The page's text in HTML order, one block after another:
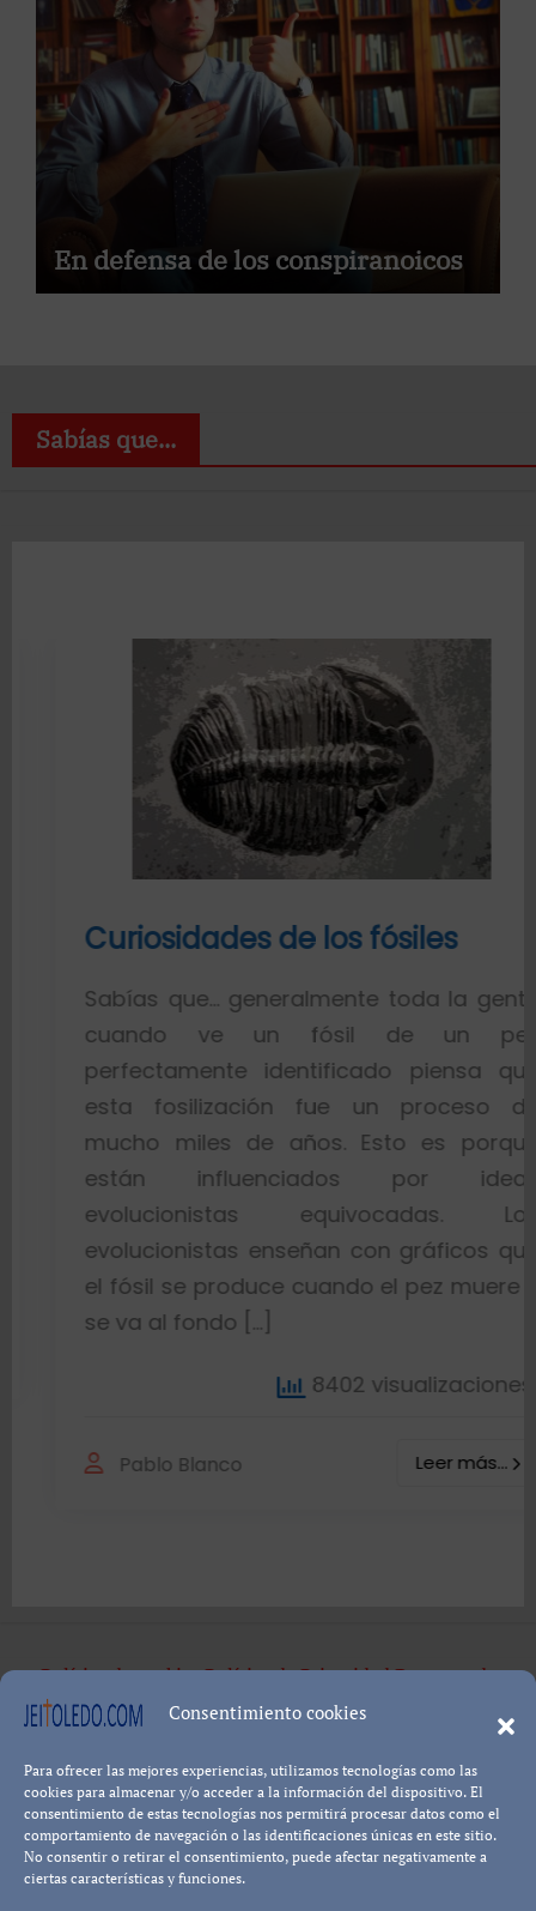
Consentimiento cookies
Para ofrecer las mejores experiencias, utilizamos tecnologías como las
cookies para almacenar y/o acceder a la información del dispositivo. El
consentimiento de estas tecnologías nos permitirá procesar datos como el
comportamiento de navegación o las identificaciones únicas en este sitio.
No consentir o retirar el consentimiento, puede afectar negativamente a
ciertas características y funciones.
En defensa de los conspiranoicos
Sabías que...
Curiosidades de los fósiles
Sabías que… generalmente toda la gente
cuando ve un fósil de un pez
perfectamente identificado piensa que
esta fosilización fue un proceso de
mucho miles de años. Esto es porque
están influenciados por ideas
evolucionistas equivocadas. Los
evolucionistas enseñan con gráficos que
el fósil se produce cuando el pez muere y
se va al fondo […]
8402 visualizaciones
Pablo Blanco Leer más...
Política de cookiesPolítica de PrivacidadDescargo de
Responsabilidad
Copyright © All rights reserved|Paper Newspor
Themeansar.